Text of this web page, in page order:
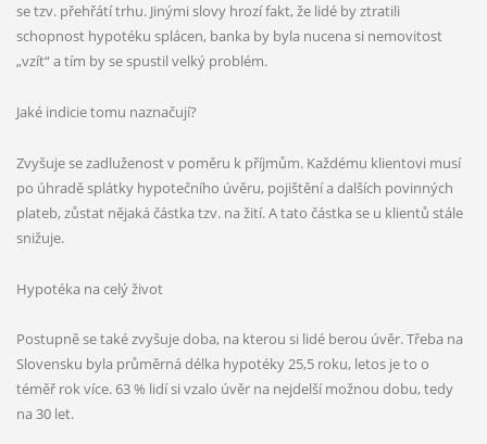
se tzv. přehřátí trhu. Jinými slovy hrozí fakt, že lidé by ztratili
schopnost hypotéku splácen, banka by byla nucena si nemovitost
„vzít“ a tím by se spustil velký problém.
Jaké indicie tomu naznačují?
Zvyšuje se zadluženost v poměru k příjmům. Každému klientovi musí
po úhradě splátky hypotečního úvěru, pojištění a dalších povinných
plateb, zůstat nějaká částka tzv. na žití. A tato částka se u klientů stále
snižuje.
Hypotéka na celý život
Postupně se také zvyšuje doba, na kterou si lidé berou úvěr. Třeba na
Slovensku byla průměrná délka hypotéky 25,5 roku, letos je to o
téměř rok více. 63 % lidí si vzalo úvěr na nejdelší možnou dobu, tedy
na 30 let.